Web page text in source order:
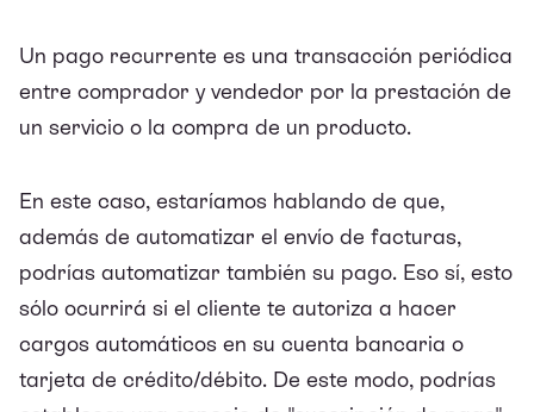
Un pago recurrente es una transacción periódica
entre comprador y vendedor por la prestación de
un servicio o la compra de un producto.
En este caso, estaríamos hablando de que,
además de automatizar el envío de facturas,
podrías automatizar también su pago. Eso sí, esto
sólo ocurrirá si el cliente te autoriza a hacer
cargos automáticos en su cuenta bancaria o
tarjeta de crédito/débito. De este modo, podrías